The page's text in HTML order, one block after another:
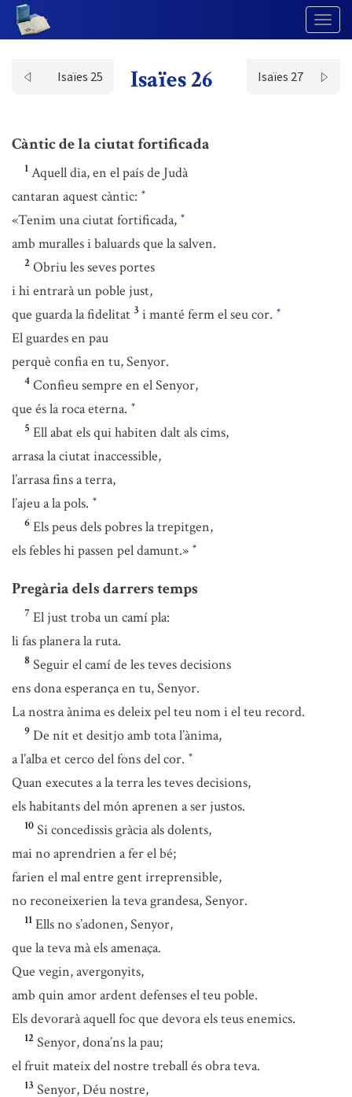
Isaïes 25 Isaïes 26 Isaïes 27
Càntic de la ciutat fortificada
1 Aquell dia, en el país de Judà
cantaran aquest càntic: *
«Tenim una ciutat fortificada, *
amb muralles i baluards que la salven.
2 Obriu les seves portes
i hi entrarà un poble just,
que guarda la fidelitat 3 i manté ferm el seu cor. *
El guardes en pau
perquè confia en tu, Senyor.
4 Confieu sempre en el Senyor,
que és la roca eterna. *
5 Ell abat els qui habiten dalt als cims,
arrasa la ciutat inaccessible,
l’arrasa fins a terra,
l’ajeu a la pols. *
6 Els peus dels pobres la trepitgen,
els febles hi passen pel damunt.» *
Pregària dels darrers temps
7 El just troba un camí pla:
li fas planera la ruta.
8 Seguir el camí de les teves decisions
ens dona esperança en tu, Senyor.
La nostra ànima es deleix pel teu nom i el teu record.
9 De nit et desitjo amb tota l’ànima,
a l’alba et cerco del fons del cor. *
Quan executes a la terra les teves decisions,
els habitants del món aprenen a ser justos.
10 Si concedissis gràcia als dolents,
mai no aprendrien a fer el bé;
farien el mal entre gent irreprensible,
no reconeixerien la teva grandesa, Senyor.
11 Ells no s’adonen, Senyor,
que la teva mà els amenaça.
Que vegin, avergonyits,
amb quin amor ardent defenses el teu poble.
Els devorarà aquell foc que devora els teus enemics.
12 Senyor, dona’ns la pau;
el fruit mateix del nostre treball és obra teva.
13 Senyor, Déu nostre,